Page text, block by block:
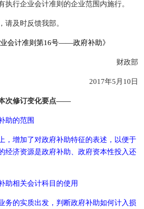
执行企业会计准则的企业范围内施行。
及时反馈我部。
业会计准则第16号——政府补助》
财政部
2017年5月10日
本次修订变化要点——
助的范围
，增加了对政府补助特征的表述，以便于
经济资源是政府补助、政府资本性投入还
助相关会计科目的使用
务的实质出发，判断政府补助如何计入损